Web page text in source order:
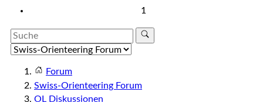
1
Forum
Swiss-Orienteering Forum
OL Diskussionen